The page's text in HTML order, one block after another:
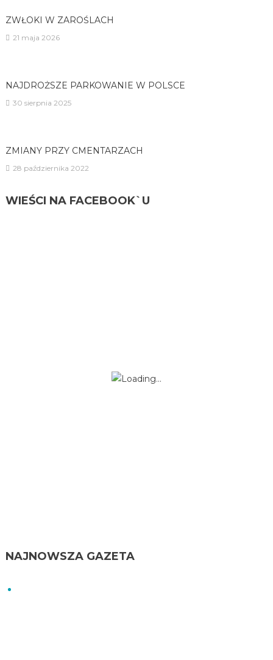
ZWŁOKI W ZAROŚLACH
21 maja 2026
NAJDROŻSZE PARKOWANIE W POLSCE
30 sierpnia 2025
ZMIANY PRZY CMENTARZACH
28 października 2022
WIEŚCI NA FACEBOOK`U
NAJNOWSZA GAZETA